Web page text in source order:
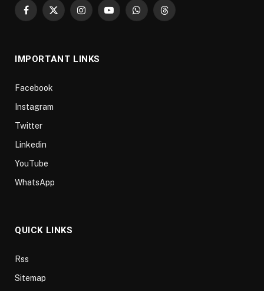
Facebook
X
InstagramYouTubeWhatsAppThreads
IMPORTANT LINKS
Facebook
Instagram
Twitter
Linkedin
YouTube
WhatsApp
QUICK LINKS
Rss
Sitemap